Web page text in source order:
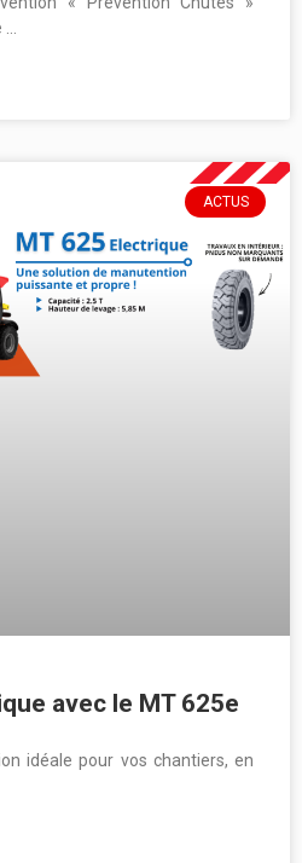
ACTUS
avec le MT 625e
idéale pour vos chantiers, en